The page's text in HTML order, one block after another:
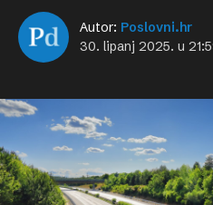
Autor: Poslovni.hr
30. lipanj 2025. u